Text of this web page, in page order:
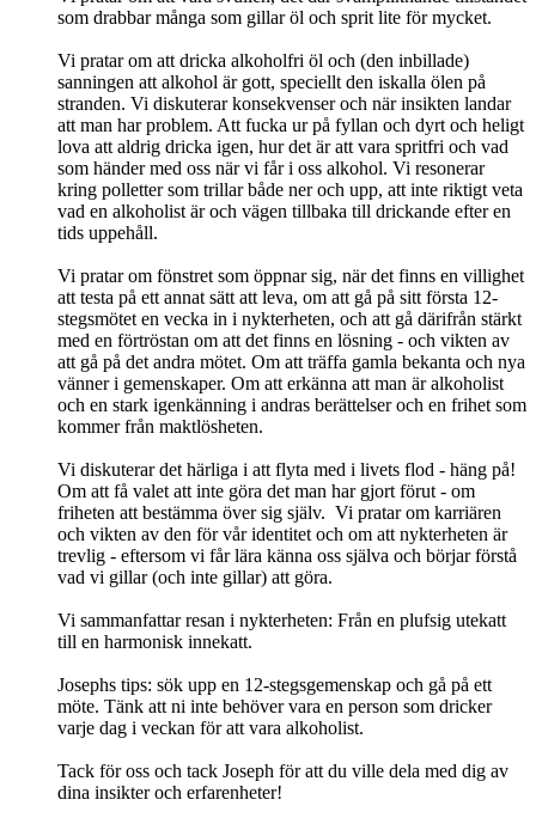
som drabbar många som gillar öl och sprit lite för mycket.
Vi pratar om att dricka alkoholfri öl och (den inbillade)
sanningen att alkohol är gott, speciellt den iskalla ölen på
stranden. Vi diskuterar konsekvenser och när insikten landar
att man har problem. Att fucka ur på fyllan och dyrt och heligt
lova att aldrig dricka igen, hur det är att vara spritfri och vad
som händer med oss när vi får i oss alkohol. Vi resonerar
kring polletter som trillar både ner och upp, att inte riktigt veta
vad en alkoholist är och vägen tillbaka till drickande efter en
tids uppehåll.
Vi pratar om fönstret som öppnar sig, när det finns en villighet
att testa på ett annat sätt att leva, om att gå på sitt första 12-
stegsmötet en vecka in i nykterheten, och att gå därifrån stärkt
med en förtröstan om att det finns en lösning - och vikten av
att gå på det andra mötet. Om att träffa gamla bekanta och nya
vänner i gemenskaper. Om att erkänna att man är alkoholist
och en stark igenkänning i andras berättelser och en frihet som
kommer från maktlösheten.
Vi diskuterar det härliga i att flyta med i livets flod - häng på!
Om att få valet att inte göra det man har gjort förut - om
friheten att bestämma över sig själv. Vi pratar om karriären
och vikten av den för vår identitet och om att nykterheten är
trevlig - eftersom vi får lära känna oss själva och börjar förstå
vad vi gillar (och inte gillar) att göra.
Vi sammanfattar resan i nykterheten: Från en plufsig utekatt
till en harmonisk innekatt.
Josephs tips: sök upp en 12-stegsgemenskap och gå på ett
möte. Tänk att ni inte behöver vara en person som dricker
varje dag i veckan för att vara alkoholist.
Tack för oss och tack Joseph för att du ville dela med dig av
dina insikter och erfarenheter!